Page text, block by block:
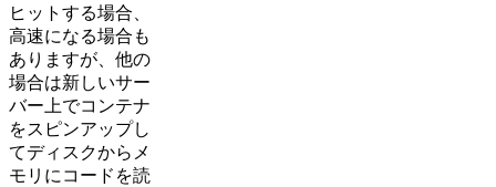
ヒットする場合、
高速になる場合も
ありますが、他の
場合は新しいサー
バー上でコンテナ
をスピンアップし
てディスクからメ
モリにコードを読